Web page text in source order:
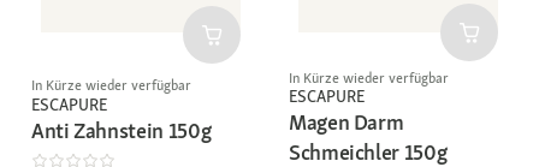
In Kürze wieder verfügbar
ESCAPURE
Anti Zahnstein 150g
In Kürze wieder verfügbar
ESCAPURE
Magen Darm
Schmeichler 150g